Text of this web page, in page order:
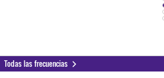
Todas las frecuencias